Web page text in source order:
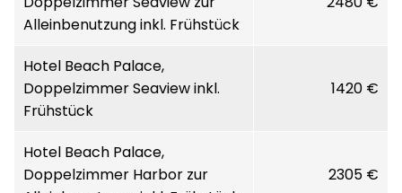
und Bügelbrett.
vom Zentrum und in unmittelbarer Nähe des
Fußgängerzone.
Ausstattung:
Rezeption, gratis W-LAN, Frühstücksrestaurant
mit Meerblick, Bar, Restaurant mit
Alleinbenutzung inkl. Frühstück
Hotel Beach Palace,
Doppelzimmer Seaview inkl.
Frühstück
1420 €
Hotel Beach Palace,
Doppelzimmer Harbor zur
2305 €